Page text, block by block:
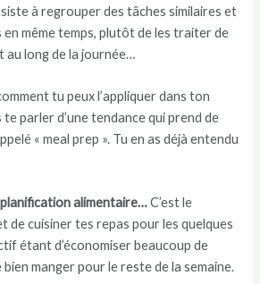
à regrouper des tâches similaires et
même temps, plutôt de les traiter de
au long de la journée…
tu peux l’appliquer dans ton
parler d’une tendance qui prend de
« meal prep ». Tu en as déjà entendu
planification alimentaire…C’est le
de cuisiner tes repas pour les quelques
étant d’économiser beaucoup de
bien manger pour le reste de la semaine.